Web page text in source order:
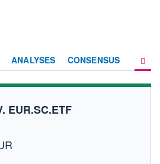
ANALYSES CONSENSUS
EUR.SC.ETF